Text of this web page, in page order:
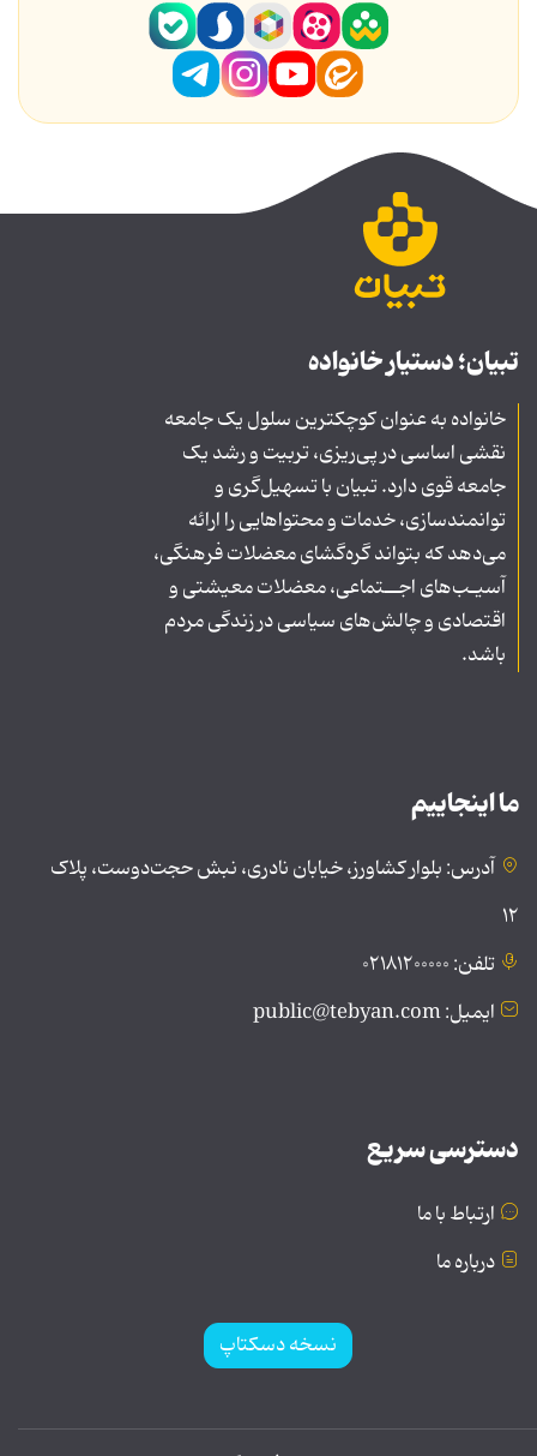
تبیان؛ دستیار خانواده
خانواده به عنوان کوچکترین سلول یک جامعه
نقشی اساسی در پی‌ریزی، تربیت و رشد یک
جامعه قوی دارد. تبیان با تسهیل‌گری و
توانمندسازی، خدمات و محتواهایی را ارائه
می‌دهد که بتواند گره‌گشای معضلات فرهنگی،
آسیـب‌های اجــتماعی، معضلات معیشتی و
اقتصادی و چالش‌های سیاسی در زندگی مردم
باشد.
ما اینجاییم
آدرس: بلوار کشاورز، خیابان نادری، نبش حجت‌دوست، پلاک
۱۲
تلفن: ۰۲۱۸۱۲۰۰۰۰۰
ایمیل: public@tebyan.com
دسترسی سریع
ارتباط با ما
درباره ما
نسخه دسکتاپ